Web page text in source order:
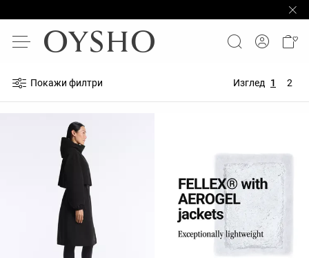
Покажи филтри Изглед 1 2